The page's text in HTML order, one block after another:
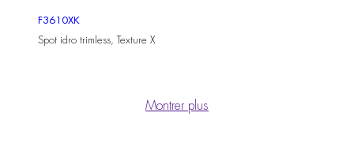
F3610XK
Spot idro trimless, Texture X
Montrer plus